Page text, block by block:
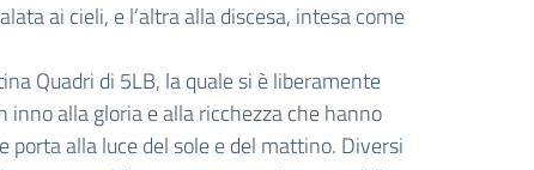
ai cieli, e l’altra alla discesa, intesa come
Quadri di 5LB, la quale si è liberamente
inno alla gloria e alla ricchezza che hanno
porta alla luce del sole e del mattino. Diversi